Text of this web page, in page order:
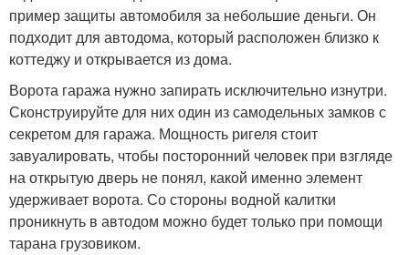
пример защиты автомобиля за небольшие деньги. Он
подходит для автодома, который расположен близко к
коттеджу и открывается из дома.
Ворота гаража нужно запирать исключительно изнутри.
Сконструируйте для них один из самодельных замков с
секретом для гаража. Мощность ригеля стоит
завуалировать, чтобы посторонний человек при взгляде
на открытую дверь не понял, какой именно элемент
удерживает ворота. Со стороны водной калитки
проникнуть в автодом можно будет только при помощи
тарана грузовиком.